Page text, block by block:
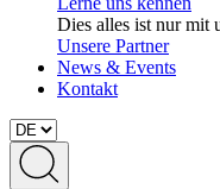
Dies alles ist nur mit
Unsere Partner
News & Events
Kontakt